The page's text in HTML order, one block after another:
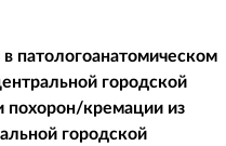
патологоанатомическом
городской
похорон/кремации из
городской